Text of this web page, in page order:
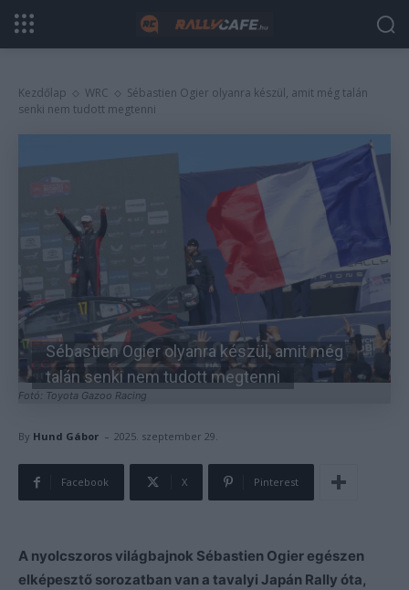
Kezdőlap WRC
Sébastien Ogier olyanra készül, amit még talán
senki nem tudott megtenni
Fotó: Toyota Gazoo Racing
Sébastien Ogier olyanra készül, amit még
talán senki nem tudott megtenni
By Hund Gábor - 2025. szeptember 29.
Facebook X Pinterest
A nyolcszoros világbajnok Sébastien Ogier egészen
elképesztő sorozatban van a tavalyi Japán Rally óta,